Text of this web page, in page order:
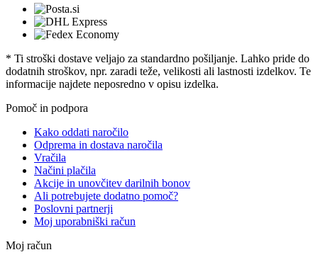
* Ti stroški dostave veljajo za standardno pošiljanje. Lahko pride do
dodatnih stroškov, npr. zaradi teže, velikosti ali lastnosti izdelkov. Te
informacije najdete neposredno v opisu izdelka.
Pomoč in podpora
Kako oddati naročilo
Odprema in dostava naročila
Vračila
Načini plačila
Akcije in unovčitev darilnih bonov
Ali potrebujete dodatno pomoč?
Poslovni partnerji
Moj uporabniški račun
Moj račun